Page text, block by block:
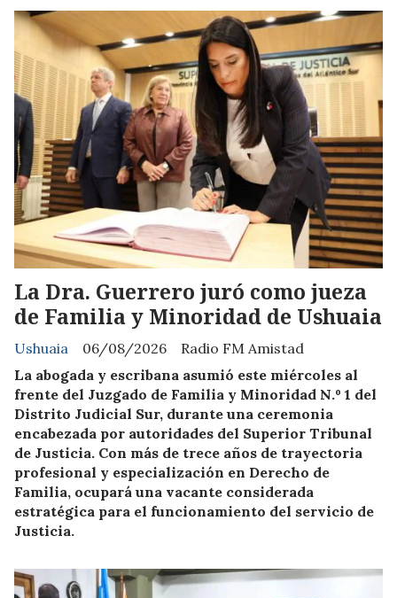
La Dra. Guerrero juró como jueza
de Familia y Minoridad de Ushuaia
Radio FM Amistad
Ushuaia
06/08/2026
La abogada y escribana asumió este miércoles al
frente del Juzgado de Familia y Minoridad N.º 1 del
Distrito Judicial Sur, durante una ceremonia
encabezada por autoridades del Superior Tribunal
de Justicia. Con más de trece años de trayectoria
profesional y especialización en Derecho de
Familia, ocupará una vacante considerada
estratégica para el funcionamiento del servicio de
Justicia.